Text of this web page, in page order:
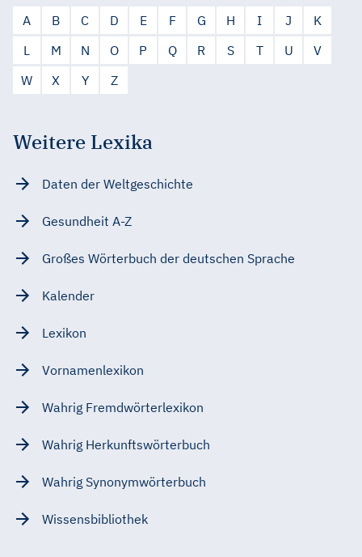
A B C D E F G H I J
K
L
M N O P Q R S T U
V
W
X Y Z
Weitere Lexika
Daten der Weltgeschichte
Gesundheit A-Z
Großes Wörterbuch der deutschen Sprache
Kalender
Lexikon
Vornamenlexikon
Wahrig Fremdwörterlexikon
Wahrig Herkunftswörterbuch
Wahrig Synonymwörterbuch
Wissensbibliothek